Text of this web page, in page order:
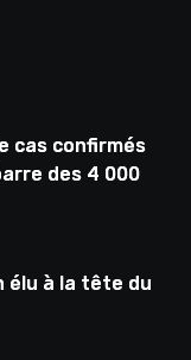
cas confirmés
des 4 000
élu à la tête du